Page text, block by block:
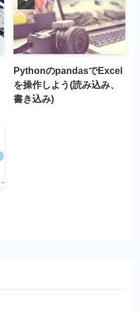
PythonのpandasでExcel
を操作しよう(読み込み、
書き込み)